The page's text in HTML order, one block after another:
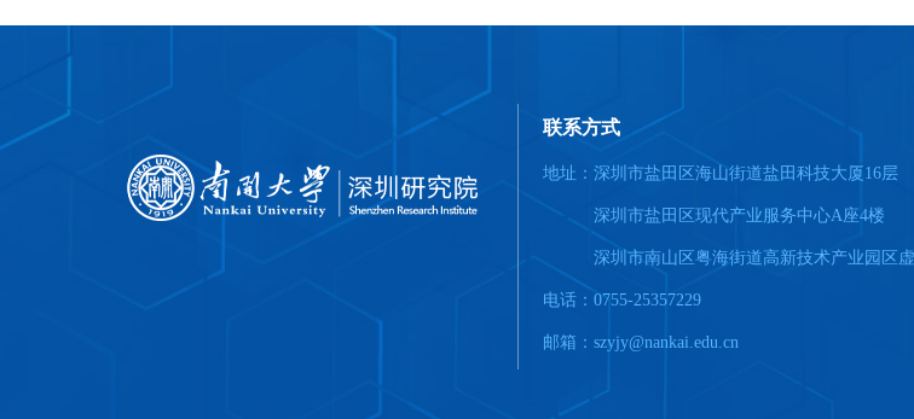
联系方式
地址：深圳市盐田区海山街道盐田科技大厦16层
深圳市盐田区现代产业服务中心A座4楼
深圳市南山区粤海街道高新技术产业园区
电话：0755-25357229
邮箱：szyjy@nankai.edu.cn